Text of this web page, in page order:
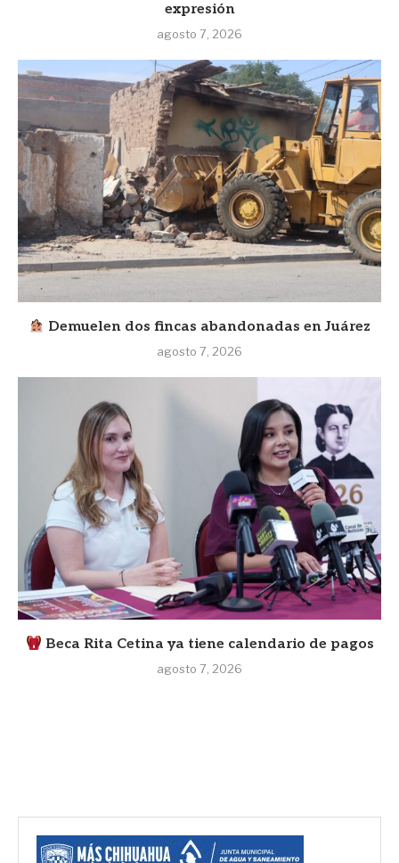
expresión
agosto 7, 2026
Demuelen dos fincas abandonadas en Juárez
agosto 7, 2026
Beca Rita Cetina ya tiene calendario de pagos
agosto 7, 2026